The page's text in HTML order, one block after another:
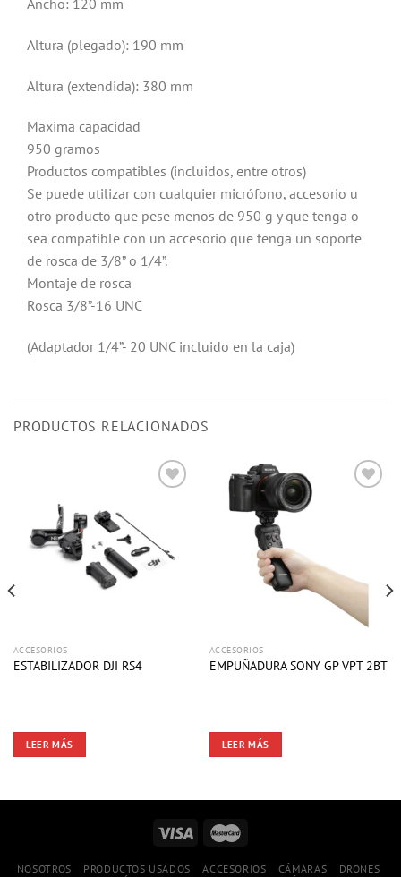
Altura (plegado): 190 mm
Altura (extendida): 380 mm
Maxima capacidad
950 gramos
Productos compatibles (incluidos, entre otros)
Se puede utilizar con cualquier micrófono, accesorio u
otro producto que pese menos de 950 g y que tenga o
sea compatible con un accesorio que tenga un soporte
de rosca de 3/8” o 1/4”.
Montaje de rosca
Rosca 3/8”-16 UNC
(Adaptador 1/4”- 20 UNC incluido en la caja)
PRODUCTOS RELACIONADOS
ACCESORIOS
ESTABILIZADOR DJI RS4
LEER MÁS
ACCESORIOS
EMPUÑADURA SONY GP VPT 2BT
LEER MÁS
NOSOTROS PRODUCTOS USADOS ACCESORIOS CÁMARAS
DRONES